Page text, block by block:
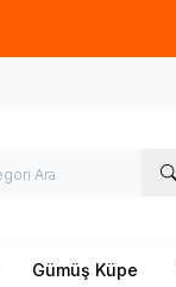
Gümüş Küpe